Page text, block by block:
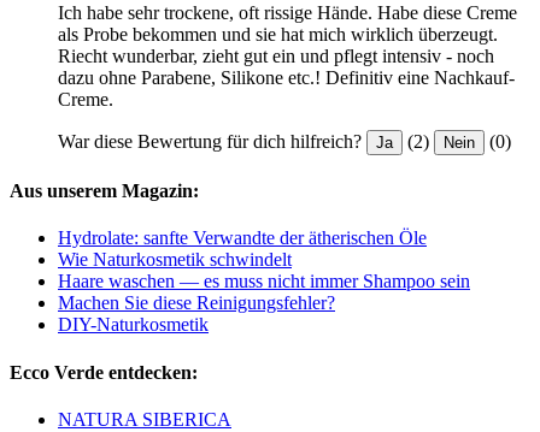
Ich habe sehr trockene, oft rissige Hände. Habe diese Creme
als Probe bekommen und sie hat mich wirklich überzeugt.
Riecht wunderbar, zieht gut ein und pflegt intensiv - noch
dazu ohne Parabene, Silikone etc.! Definitiv eine Nachkauf-
Creme.
War diese Bewertung für dich hilfreich? Ja (2) Nein (0)
Aus unserem Magazin:
Hydrolate: sanfte Verwandte der ätherischen Öle
Wie Naturkosmetik schwindelt
Haare waschen — es muss nicht immer Shampoo sein
Machen Sie diese Reinigungsfehler?
DIY-Naturkosmetik
Ecco Verde entdecken:
NATURA SIBERICA